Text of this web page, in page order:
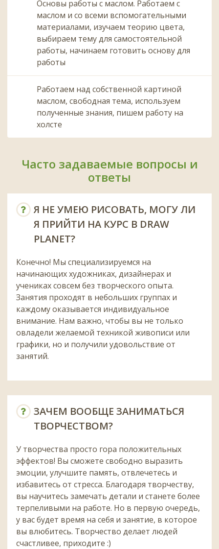
Основы работы с маслом. Работаем с
маслом и со всеми вспомогательными
материалами, изучаем теорию цвета,
выбираем тему для самостоятельной
работы, начинаем готовить основу для
работы
Работаем над собственной картиной
маслом, свободная тема, используем
полученные знания, пишем работу на
холсте
Часто задаваемые вопросы и
ответы
Я НЕ УМЕЮ РИСОВАТЬ, МОГУ ЛИ
Я ПРИЙТИ НА КУРС В DRAW
PLANET?
Конечно! Мы специализируемся на
начинающих художниках, дизайнерах и
учениках совсем без творческого опыта.
Занятия проходят в небольших группах и
каждому оказывается индивидуальное
внимание. Нам важно, чтобы вы не только
овладели желаемой техникой живописи или
графики, но и получили удовольствие от
занятий.
ЗАЧЕМ ВООБЩЕ ЗАНИМАТЬСЯ
ТВОРЧЕСТВОМ?
У творчества просто гора положительных
эффектов! Вы сможете свободно выразить
эмоции, улучшите память, отвлечетесь и
избавитесь от стресса. Благодаря творчеству,
вы научитесь замечать детали и станете более
терпеливыми на работе. Но в первую очередь,
у вас будет время на себя и занятие, в которое
вы влюбитесь. Творчество делает людей
счастливее, приходите :)